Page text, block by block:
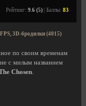
Рейтинг: 9.6 (5) | Баллы: 83
3D-бродилки (4015)
по своим временам
с милым названием
Chosen